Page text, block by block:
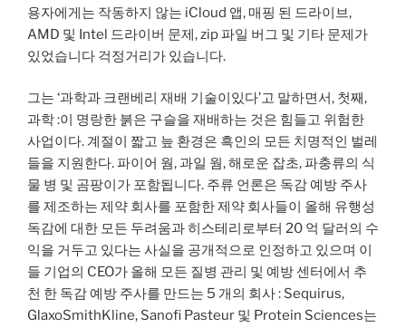
용자에게는 작동하지 않는 iCloud 앱, 매핑 된 드라이브,
AMD 및 Intel 드라이버 문제, zip 파일 버그 및 기타 문제가
있었습니다 걱정거리가 있습니다.
그는 ‘과학과 크랜베리 ​​재배 기술이있다’고 말하면서, 첫째,
과학 :이 명랑한 붉은 구슬을 재배하는 것은 힘들고 위험한
사업이다. 계절이 짧고 늪 환경은 흑인의 모든 치명적인 벌레
들을 지원한다. 파이어 웜, 과일 웜, 해로운 잡초, 파충류의 식
물 병 및 곰팡이가 포함됩니다. 주류 언론은 독감 예방 주사
를 제조하는 제약 회사를 포함한 제약 회사들이 올해 유행성
독감에 대한 모든 두려움과 히스테리로부터 20 억 달러의 수
익을 거두고 있다는 사실을 공개적으로 인정하고 있으며 이
들 기업의 CEO가 올해 모든 질병 관리 및 예방 센터에서 추
천 한 독감 예방 주사를 만드는 5 개의 회사 : Sequirus,
GlaxoSmithKline, Sanofi Pasteur 및 Protein Sciences는